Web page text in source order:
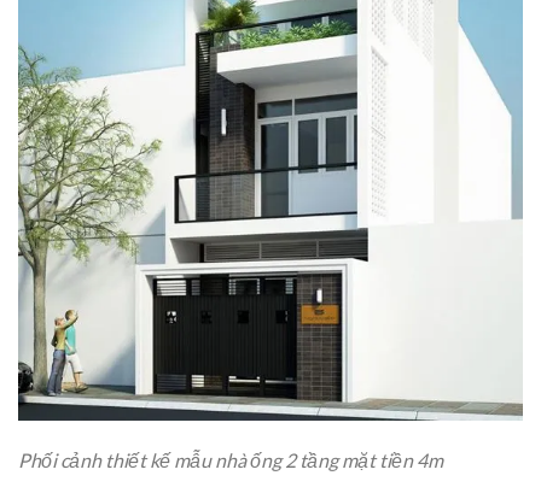
Phối cảnh thiết kế mẫu nhà ống 2 tầng mặt tiền 4m